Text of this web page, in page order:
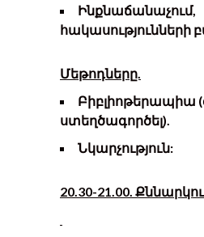
Ինքնաճանաչում,
հակասությունների
Մեթոդները.
Բիբլիոթերապիա
ստեղծագործել)
Նկարչություն:
20.30-21.00.